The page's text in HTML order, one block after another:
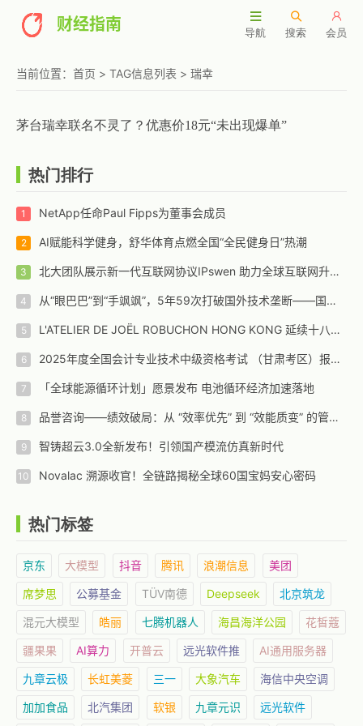
财经指南 导航 搜索 会员
当前位置： 首页 > TAG信息列表 > 瑞幸
茅台瑞幸联名不灵了？优惠价18元“未出现爆单”
热门排行
NetApp任命Paul Fipps为董事会成员
AI赋能科学健身，舒华体育点燃全国“全民健身日”热潮
北大团队展示新一代互联网协议IPswen 助力全球互联网升级和演化
从“眼巴巴”到“手飒飒”，5年59次打破国外技术垄断——国家管网集团北京管道有限公司“红色劲旅自主维保突击队”攻坚实录
L'ATELIER DE JOËL ROBUCHON HONG KONG 延续十八载辉煌传奇 今夏载誉回归置地廣塲
2025年度全国会计专业技术中级资格考试 （甘肃考区）报名公告
「全球能源循环计划」愿景发布 电池循环经济加速落地
品誉咨询——绩效破局：从 “效率优先” 到 “效能质变” 的管理范式革新
智铸超云3.0全新发布！引领国产模流仿真新时代
Novalac 溯源收官！全链路揭秘全球60国宝妈安心密码
热门标签
京东 大模型 抖音 腾讯 浪潮信息 美团
席梦思 公募基金 TÜV南德 Deepseek 北京筑龙
混元大模型 皓丽 七腾机器人 海昌海洋公园 花皙蔻
疆果果 AI算力 开普云 远光软件推 AI通用服务器
九章云极 长虹美菱 三一 大象汽车 海信中央空调
加加食品 北汽集团 软银 九章元识 远光软件